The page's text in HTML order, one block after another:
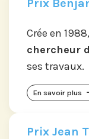
Prix
Crée en
chercheur
ses travaux.
En savoir plus
Prix Jean